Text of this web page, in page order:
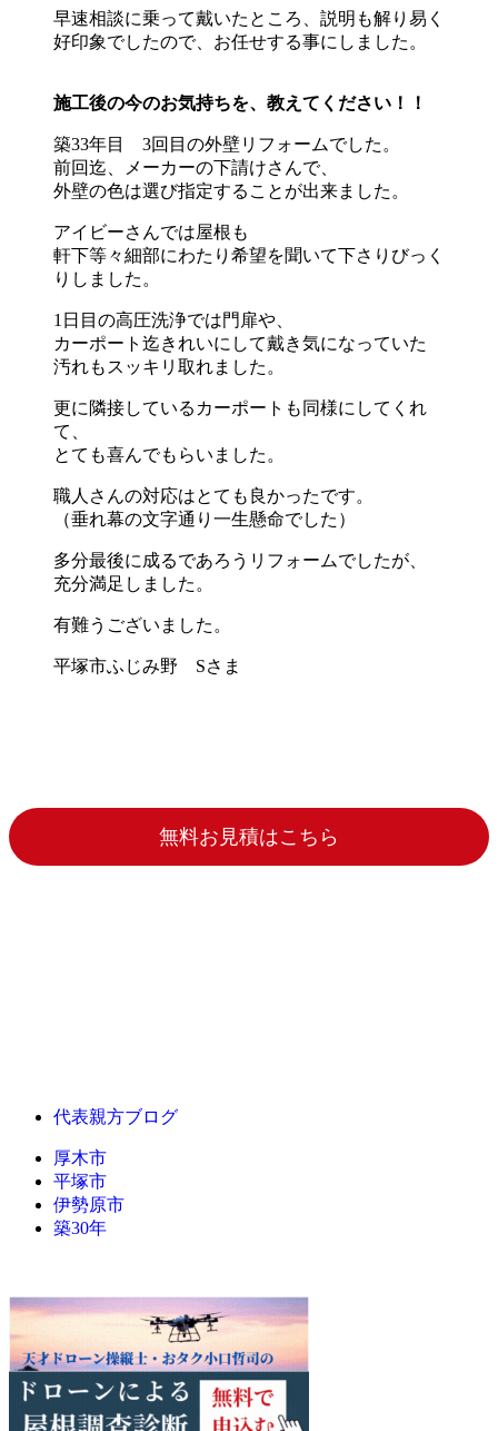
早速相談に乗って戴いたところ、説明も解り易く
好印象でしたので、お任せする事にしました。
施工後の今のお気持ちを、教えてください！！
築33年目 3回目の外壁リフォームでした。
前回迄、メーカーの下請けさんで、
外壁の色は選び指定することが出来ました。
アイビーさんでは屋根も
軒下等々細部にわたり希望を聞いて下さりびっく
りしました。
1日目の高圧洗浄では門扉や、
カーポート迄きれいにして戴き気になっていた
汚れもスッキリ取れました。
更に隣接しているカーポートも同様にしてくれ
て、
とても喜んでもらいました。
職人さんの対応はとても良かったです。
（垂れ幕の文字通り一生懸命でした）
多分最後に成るであろうリフォームでしたが、
充分満足しました。
有難うございました。
平塚市ふじみ野 Sさま
無料お見積はこちら
代表親方ブログ
厚木市
平塚市
伊勢原市
築30年